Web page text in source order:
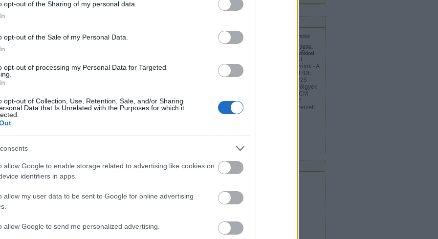
opt-out of the Sharing of my personal data.
opt-out of the Sale of my Personal Data.
opt-out of processing my Personal Data for Targeted
opt-out of Collection, Use, Retention, Sale, and/or Sharing
Data that Is Unrelated with the Purposes for which it
allow Google to enable storage related to advertising like cookies on
identifiers in apps.
allow my user data to be sent to Google for online advertising
allow Google to send me personalized advertising.
LIVE! - 15:00 - European Junior Chess
Championship 2026 (U20 Európa-
bajnokság) Cetinje, Montenegró - 2026.
augusztus 5–16. - Magyar résztvevőkkel
Eredményes nyitányon vannak túl
hazánkat képviselő junior sakkozóink - A
startlistán hatodik IM Pásti Áron (FIDE:
2439) "gyors játékban" verte a 2225
élőpontos dán FM ellenfelét - A Hölgyek
mezőnyében a starlistán 21-ik WCM
Sipos Stefánia (FIDE: 2041) 1612
élőpontos riválisával szemben szerzett…
sakk-mester.blog.hu
Archívum
2014 február
2013 október
2012 augusztus
2012 február
A zip-pel ellentétben a fájlnevet és a kiterjesztést is
file1 file2 file3 // becsomagolás
// kicsomagolás
akarunk kicsomagolni, akkor a
létrehozni.
működik)